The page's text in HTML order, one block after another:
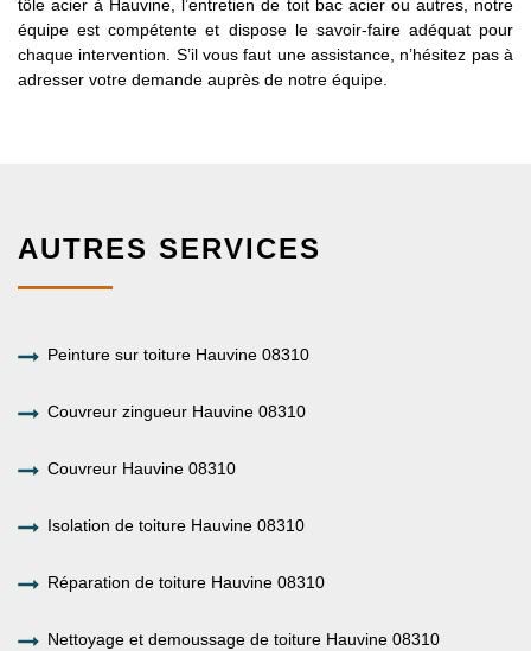
tôle acier à Hauvine, l’entretien de toit bac acier ou autres, notre
équipe est compétente et dispose le savoir-faire adéquat pour
chaque intervention. S’il vous faut une assistance, n’hésitez pas à
adresser votre demande auprès de notre équipe.
AUTRES SERVICES
Peinture sur toiture Hauvine 08310
Couvreur zingueur Hauvine 08310
Couvreur Hauvine 08310
Isolation de toiture Hauvine 08310
Réparation de toiture Hauvine 08310
Nettoyage et demoussage de toiture Hauvine 08310